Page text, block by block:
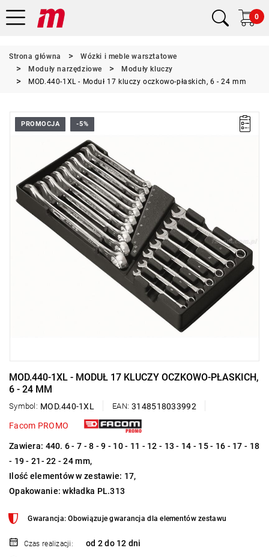
0
Strona główna
Wózki i meble warsztatowe
Moduły narzędziowe
Moduły kluczy
MOD.440-1XL - Moduł 17 kluczy oczkowo-płaskich, 6 - 24 mm
PROMOCJA -5%
MOD.440-1XL - MODUŁ 17 KLUCZY OCZKOWO-PŁASKICH,
6 - 24 MM
Symbol: MOD.440-1XL EAN: 3148518033992
Facom PROMO
Zawiera: 440. 6 - 7 - 8 - 9 - 10 - 11 - 12 - 13 - 14 - 15 - 16 - 17 - 18
- 19 - 21- 22 - 24 mm,
Ilość elementów w zestawie: 17,
Opakowanie: wkładka PL.313
Gwarancja: Obowiązuje gwarancja dla elementów zestawu
Czas realizacji: od 2 do 12 dni